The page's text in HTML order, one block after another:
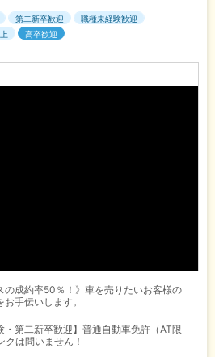
第二新卒歓迎
職種未経験歓迎
高卒歓迎
の成約率50％！》車を売りたいお客様の
手伝いします。
・第二新卒歓迎】普通自動車免許（AT限
は問いません！